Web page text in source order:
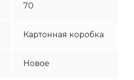
70
Картонная коробка
Новое